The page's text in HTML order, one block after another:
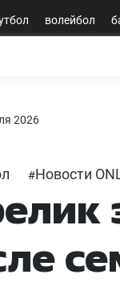
волейбол
2026
#Новости